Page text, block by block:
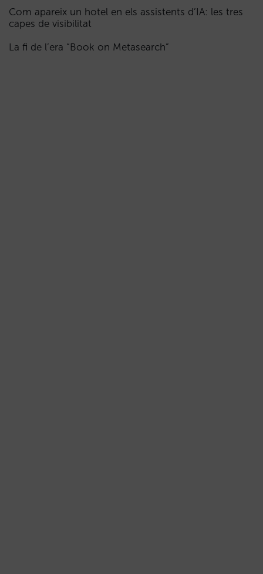
Com apareix un hotel en els assistents d’IA: les tres
capes de visibilitat
La fi de l’era “Book on Metasearch”